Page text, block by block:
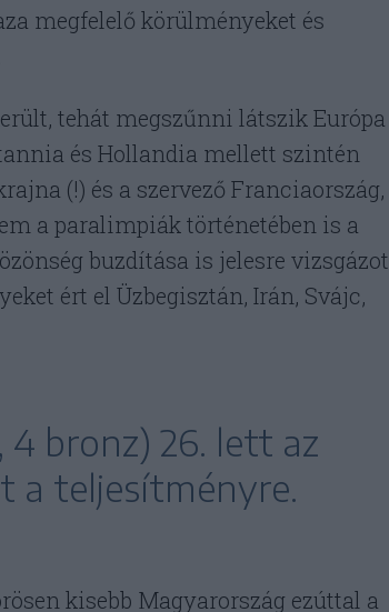
megfelelő körülményeket és
tehát megszűnni látszik Európa
és Hollandia mellett szintén
(!) és a szervező Franciaország,
a paralimpiák történetében is a
buzdítása is jelesre
ért el Üzbegisztán, Irán, Svájc,
4 bronz) 26. lett az
a teljesítményre.
kisebb Magyarország ezúttal a